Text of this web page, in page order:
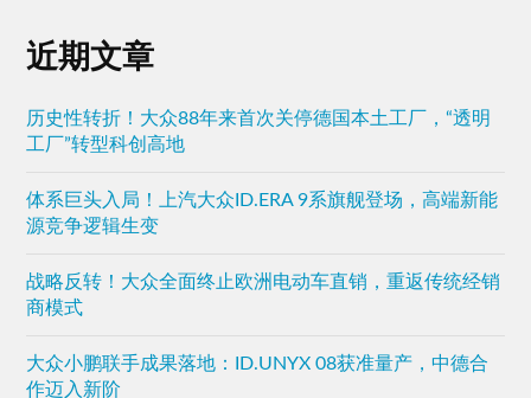
近期文章
历史性转折！大众88年来首次关停德国本土工厂，“透明
工厂”转型科创高地
体系巨头入局！上汽大众ID.ERA 9系旗舰登场，高端新能
源竞争逻辑生变
战略反转！大众全面终止欧洲电动车直销，重返传统经销
商模式
大众小鹏联手成果落地：ID.UNYX 08获准量产，中德合
作迈入新阶